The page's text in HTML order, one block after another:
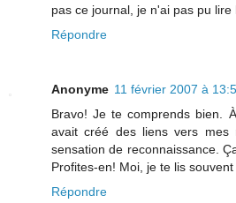
pas ce journal, je n'ai pas pu lire
Répondre
Anonyme 11 février 2007 à
Bravo! Je te comprends bien.
avait créé des liens vers mes
sensation de reconnaissance.
Profites-en! Moi, je te lis
Répondre